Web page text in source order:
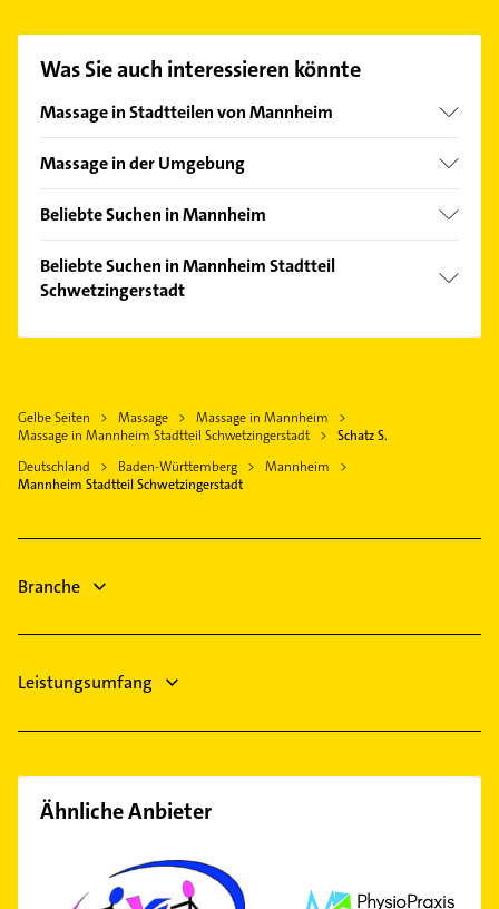
finden Sie alleKontaktdaten.
Was Sie auch interessieren könnte
Massage in Stadtteilen von Mannheim
Feudenheim
Neckarau
Quadrate
Seckenheim
Waldhof
Massage in der Umgebung
Ludwigshafen am Rhein
Heddesheim Baden
Ladenburg
Frankenthal (Pfalz)
Ketsch Rhein
Beliebte Suchen in Mannheim
Phoniatrie
Logopädie
Gartenbau & Landschaftsbau
Rohrreinigung
Heizung & Sanitär
Heizungsbauer
Beliebte Suchen in Mannheim Stadtteil
Schwetzingerstadt
Zahnarzt
Gebäudereinigung
Heizungsbauer
Gelbe Seiten Massage
Massage in Mannheim
Massage in Mannheim Stadtteil Schwetzingerstadt
Schatz S.
Deutschland
Baden-Württemberg
Mannheim
Mannheim Stadtteil Schwetzingerstadt
Branche
Leistungsumfang
Ähnliche Anbieter